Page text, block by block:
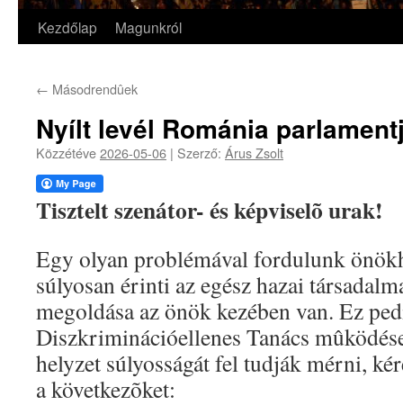
Kilépés
tartalomba
Kezdőlap Magunkról
← Másodrendûek
Nyílt levél Románia
Közzétéve2026-05-06 | Szerző: Árus Zsolt
Tisztelt szenátor- és képviselõ urak!
Egy olyan problémával fordulunk
súlyosan érinti az egész hazai
megoldása az önök kezében van. Ez
Diszkriminációellenes Tanács
helyzet súlyosságát fel tudják mérni,
a következõket: